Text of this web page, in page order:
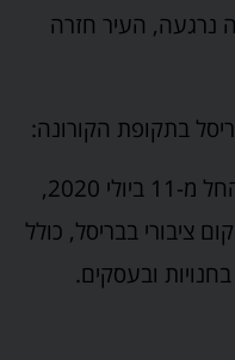
נרגעה, העיר חזרה
בתקופת הקורונה:
החל מ-11 ביולי 2020,
ציבורי בבריסל, כולל
ובעסקים.